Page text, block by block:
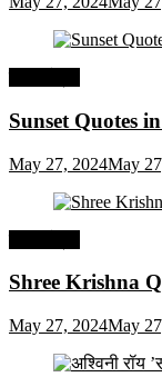
Sunset Quotes in
May 27, 2024May
Shree Krishna
May 27, 2024May